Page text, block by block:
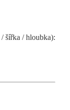
šířka / hloubka):